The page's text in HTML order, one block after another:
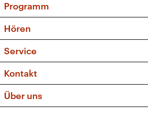
Programm
Sendungen und Podcasts
Musikliste
Kakadu – Das Kinderprogramm
Hören
Frequenzen (UKW + DAB+)
Service
FAQ
Apps
Newsletter
Kontakt
Social Media
Über uns